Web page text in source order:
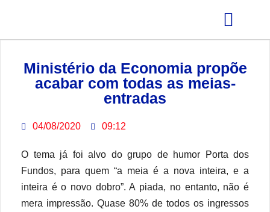
Ministério da Economia propõe
acabar com todas as meias-
entradas
04/08/2020 09:12
O tema já foi alvo do grupo de humor Porta dos
Fundos, para quem “a meia é a nova inteira, e a
inteira é o novo dobro”. A piada, no entanto, não é
mera impressão. Quase 80% de todos os ingressos